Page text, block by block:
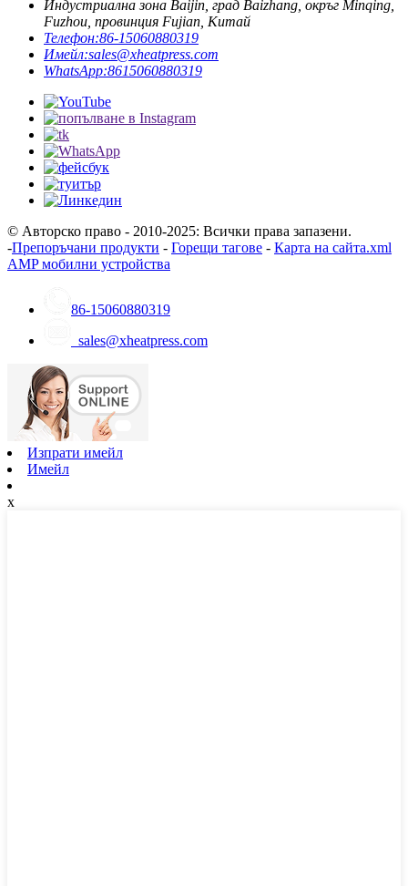
Индустриална зона Baijin, град Baizhang, окръг Minqing,
Fuzhou, провинция Fujian, Китай
Телефон:86-15060880319
Имейл:sales@xheatpress.com
WhatsApp:8615060880319
© Авторско право - 2010-2025: Всички права запазени.
-Препоръчани продукти - Горещи тагове - Карта на сайта.xml
AMP мобилни устройства
86-15060880319
sales@xheatpress.com
Изпрати имейл
Имейл
x